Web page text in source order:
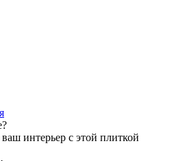
интерьер с этой плиткой